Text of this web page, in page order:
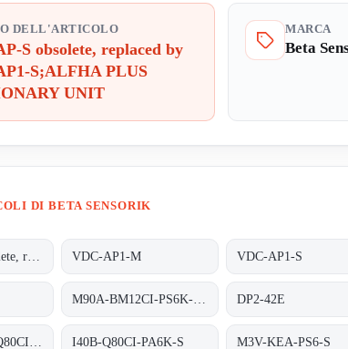
DELL'ARTICOLO
S obsolete, replaced by
S;ALFHA PLUS
UNIT
MARCA
Beta
DI BETA SENSORIK
VDC-AP1-M VDC-AP1-S
DP2-42E
I40B-Q80CI-PA6K-S M3V-KEA-PS6-S